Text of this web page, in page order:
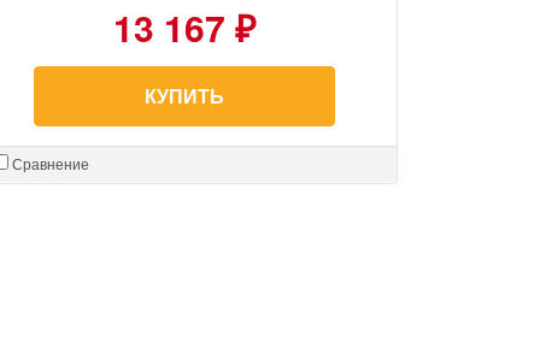
13 167 ₽
КУПИТЬ
Сравнение